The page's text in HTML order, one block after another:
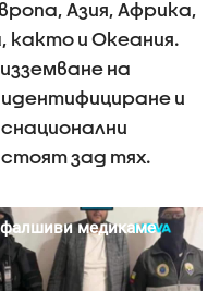
Азия, Африка,
и Океания.
на
и
зад тях.